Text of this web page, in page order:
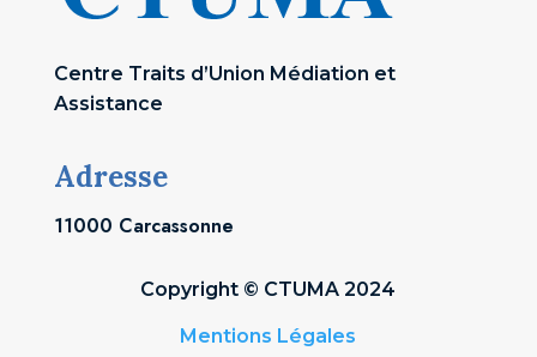
Centre Traits d’Union Médiation et
Assistance
Adresse
11000 Carcassonne
Copyright © CTUMA 2024
Mentions Légales